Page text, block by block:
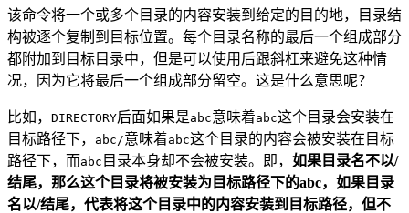
该命令将一个或多个目录的内容安装到给定的目的地，目录结
构被逐个复制到目标位置。每个目录名称的最后一个组成部分
都附加到目标目录中，但是可以使用后跟斜杠来避免这种情
况，因为它将最后一个组成部分留空。这是什么意思呢？
比如， DIRECTORY后面如果是abc意味着abc这个目录会安装在
目标路径下，
abc/意味着abc这个目录的内容会被安装在目标
路径下，而abc 目录本身却不会被安装。即， 如果目录名不以/
结尾，那么这个目录将被安装为目标路径下的abc，如果目录
名以/结尾，代表将这个目录中的内容安装到目标路径，但不